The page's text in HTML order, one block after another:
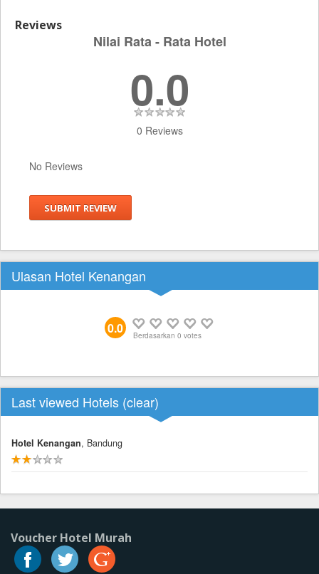
Reviews
Nilai Rata - Rata Hotel
0.0
0 Reviews
No Reviews
SUBMIT REVIEW
Ulasan Hotel Kenangan
0.0 Berdasarkan 0 votes
Last viewed Hotels (clear)
Hotel Kenangan, Bandung
Voucher Hotel Murah